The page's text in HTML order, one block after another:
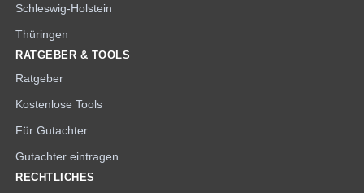
Schleswig-Holstein
Thüringen
RATGEBER & TOOLS
Ratgeber
Kostenlose Tools
Für Gutachter
Gutachter eintragen
RECHTLICHES